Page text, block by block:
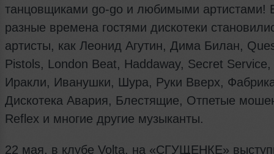
танцовщиками go-go и любимыми артистами!
разные времена гостями дискотеки
артисты, как Леонид Агутин, Дима Билан,
Pistols, London Beat, Haddaway, Secret Service,
Иракли, Иванушки, Шура, Руки Вверх,
Дискотека Авария, Блестящие, Отпетые
Reflex и многие другие музыканты.
22 мая, в клубе Volta, на «СГУЩЕНКЕ»